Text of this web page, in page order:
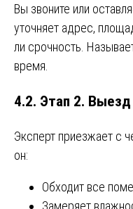
Вы звоните или
уточняет адрес,
ли срочность.
время.
4.2. Этап 2.
Эксперт приезжает с
он:
Обходит все
Замеряет